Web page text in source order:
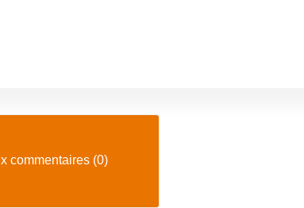
commentaires (0)